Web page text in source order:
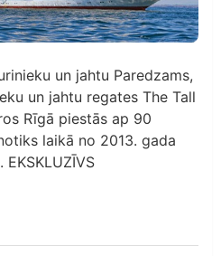
un jahtu Paredzams,
un jahtu regates The Tall
Rīgā piestās ap 90
laikā no 2013. gada